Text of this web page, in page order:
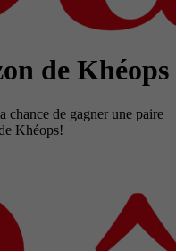
de Khéops
de gagner une paire
Khéops!